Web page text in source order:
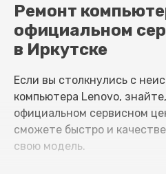
Ремонт
официальном
в Иркутске
Если вы столкнулись с
компьютера Lenovo,
официальном сервисном
сможете быстро и
свою модель.